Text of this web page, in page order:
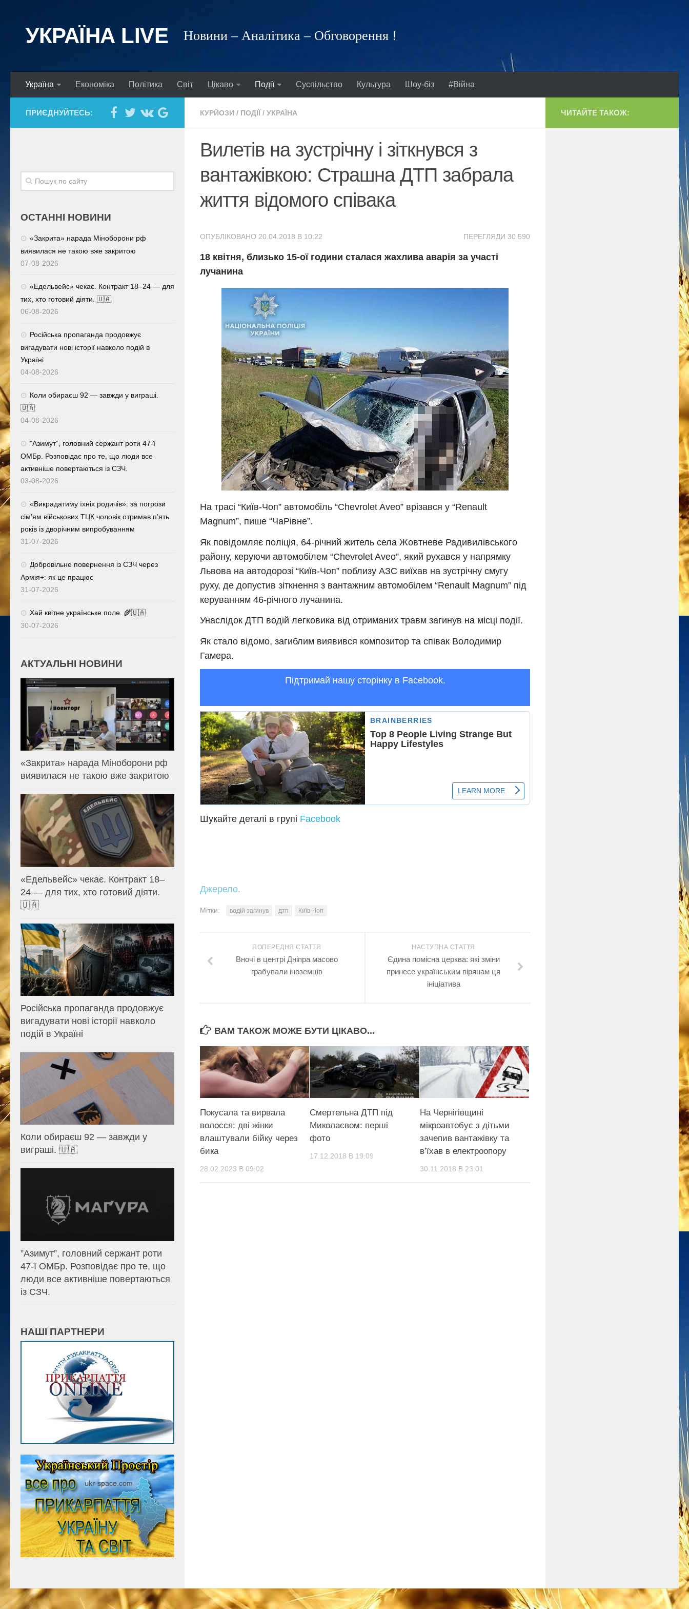
УКРАЇНА LIVE Новини – Аналітика – Обговорення !
Україна Економіка Політика Світ Цікаво Події Суспільство Культура Шоу-біз #Війна
КУРЙОЗИ / ПОДІЇ / УКРАЇНА
Вилетів на зустрічну і зіткнувся з
вантажівкою: Страшна ДТП забрала
життя відомого співака
ПЕРЕГЛЯДИ 30 590
ОПУБЛІКОВАНО 20.04.2018 В 10:22
18 квітня, близько 15-ої години сталася жахлива аварія за участі
лучанина
На трасі “Київ-Чоп” автомобіль “Chevrolet Aveo” врізався у “Renault
Magnum”, пише “ЧаРівне”.
Як повідомляє поліція, 64-річний житель села Жовтневе Радивилівського
району, керуючи автомобілем “Chevrolet Aveo”, який рухався у напрямку
Львова на автодорозі “Київ-Чоп” поблизу АЗС виїхав на зустрічну смугу
руху, де допустив зіткнення з вантажним автомобілем “Renault Magnum” під
керуванням 46-річного лучанина.
Унаслідок ДТП водій легковика від отриманих травм загинув на місці події.
Як стало відомо, загиблим виявився композитор та співак Володимир
Гамера.
Підтримай нашу сторінку в Facebook.
Шукайте деталі в групі Facebook
Джерело.
Мітки: водій загинув дтп Київ-Чоп
НАСТУПНА СТАТТЯ
Єдина помісна церква: які зміни
принесе українським вірянам ця
ініціатива
ПОПЕРЕДНЯ СТАТТЯ
Вночі в центрі Дніпра масово
грабували іноземців
ВАМ ТАКОЖ МОЖЕ БУТИ ЦІКАВО...
Покусала та вирвала
волосся: дві жінки
влаштували бійку через
бика
28.02.2023 В 09:02
Смертельна ДТП під
Миколаєвом: перші
фото
17.12.2018 В 19:09
На Чернігівщині
мікроавтобус з дітьми
зачепив вантажівку та
в’їхав в електроопору
30.11.2018 В 23:01
ПРИЄДНУЙТЕСЬ:
ОСТАННІ НОВИНИ
«Закрита» нарада Міноборони рф
виявилася не такою вже закритою
07-08-2026
«Едельвейс» чекає. Контракт 18–24 — для
тих, хто готовий діяти. 🇺🇦
06-08-2026
Російська пропаганда продовжує
вигадувати нові історії навколо подій в
Україні
04-08-2026
Коли обираєш 92 — завжди у виграші.
🇺🇦
04-08-2026
⁨”Азимут”, головний сержант роти 47-ї
ОМБр. Розповідає про те, що люди все
активніше повертаються із СЗЧ.
03-08-2026
«Викрадатиму їхніх родичів»: за погрози
сім’ям військових ТЦК чоловік отримав п’ять
років із дворічним випробуванням
31-07-2026
Добровільне повернення із СЗЧ через
Армія+: як це працює
31-07-2026
Хай квітне українське поле. 🌾🇺🇦
30-07-2026
АКТУАЛЬНІ НОВИНИ
«Закрита» нарада Міноборони рф
виявилася не такою вже закритою
«Едельвейс» чекає. Контракт 18–
24 — для тих, хто готовий діяти.
🇺🇦
Російська пропаганда продовжує
вигадувати нові історії навколо
подій в Україні
Коли обираєш 92 — завжди у
виграші. 🇺🇦
⁨”Азимут”, головний сержант роти
47-ї ОМБр. Розповідає про те, що
люди все активніше повертаються
із СЗЧ.
НАШІ ПАРТНЕРИ
ЧИТАЙТЕ ТАКОЖ: